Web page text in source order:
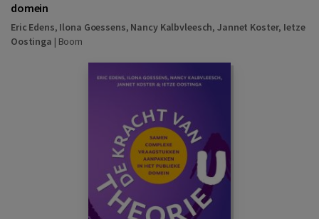
domein
Eric Edens, Ilona Goessens, Nancy Kalbvleesch,Jannet Koster, Ietze
Oostinga | Boom